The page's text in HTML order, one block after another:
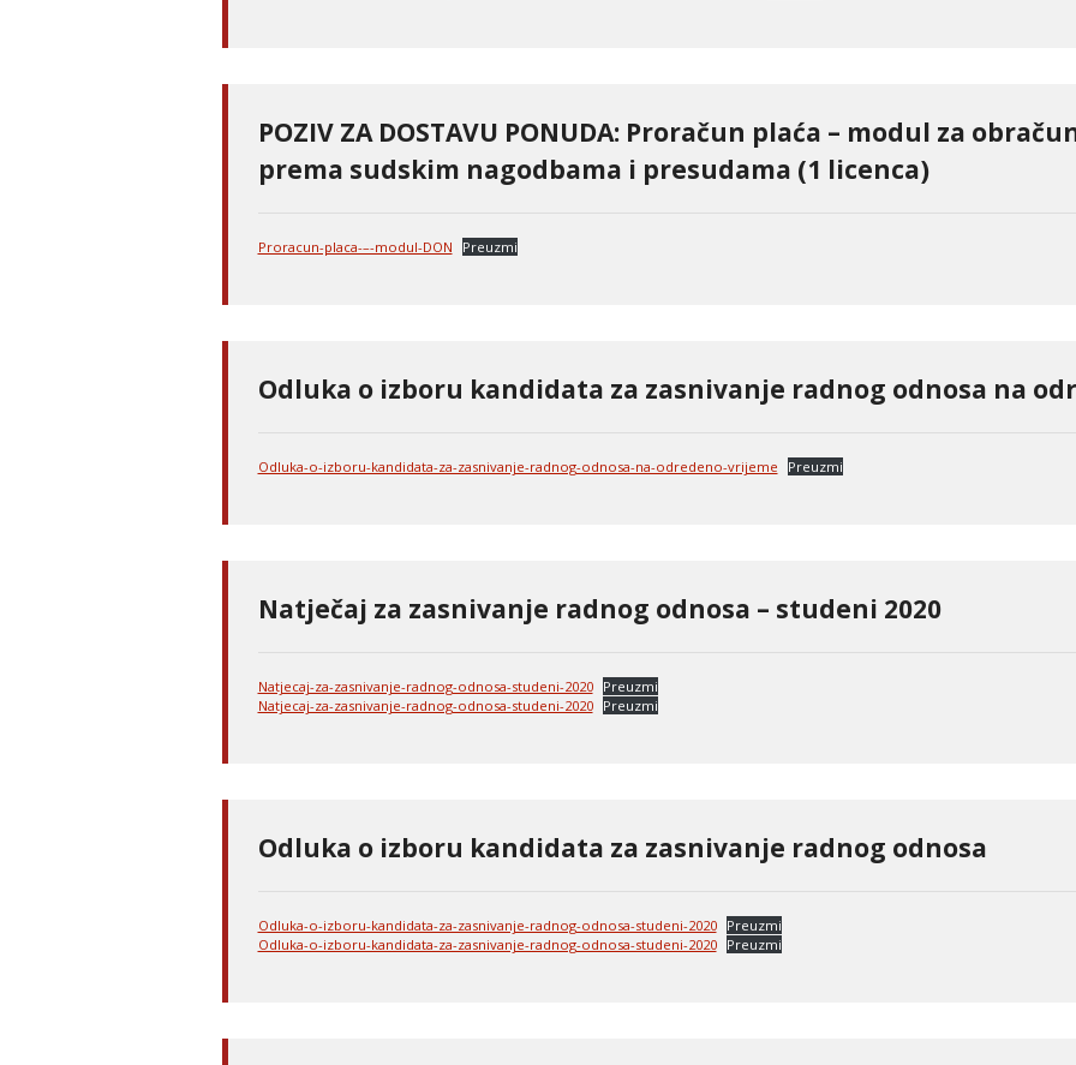
POZIV ZA DOSTAVU PONUDA: Proračun plaća – modul za
prema sudskim nagodbama i presudama (1 licenca)
Proracun-placa-–-modul-DON Preuzmi
Odluka o izboru kandidata za zasnivanje radnog odnosa na
Odluka-o-izboru-kandidata-za-zasnivanje-radnog-odnosa-na-odredeno-vrijeme Preuzmi
Natječaj za zasnivanje radnog odnosa – studeni 2020
Natjecaj-za-zasnivanje-radnog-odnosa-studeni-2020
Preuzmi
Natjecaj-za-zasnivanje-radnog-odnosa-studeni-2020
Preuzmi
Odluka o izboru kandidata za zasnivanje radnog odnosa
Odluka-o-izboru-kandidata-za-zasnivanje-radnog-odnosa-studeni-2020
Preuzmi
Odluka-o-izboru-kandidata-za-zasnivanje-radnog-odnosa-studeni-2020
Preuzmi